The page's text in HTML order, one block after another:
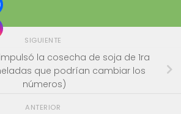
SIGUIENTE
la cosecha de soja de 1ra
que podrían cambiar los
números)
ANTERIOR